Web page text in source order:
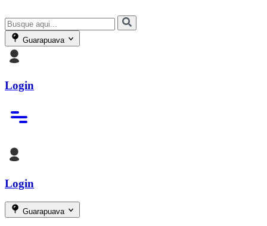
Guarapuava
Login
Login
Guarapuava